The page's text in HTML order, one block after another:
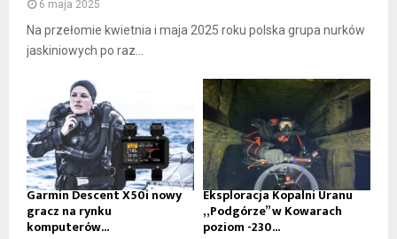
6 maja 2025
Na przełomie kwietnia i maja 2025 roku polska grupa nurków
jaskiniowych po raz...
Garmin Descent X50i nowy
gracz na rynku
komputerów...
Eksploracja Kopalni Uranu
„Podgórze” w Kowarach
poziom -230...